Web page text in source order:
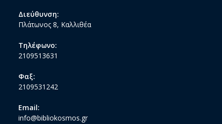
Διεύθυνση:
Πλάτωνος 8, Καλλιθέα
Τηλέφωνο:
2109513631
Φαξ:
2109531242
Email:
info@bibliokosmos.gr